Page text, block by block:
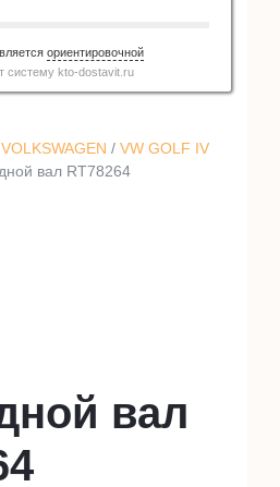
VOLKSWAGEN / VW GOLF IV
вал RT78264
вал
ориентировочной
систему kto-dostavit.ru